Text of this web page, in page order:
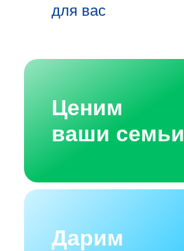
для вас
Дарим
Ценим
ваши семьи